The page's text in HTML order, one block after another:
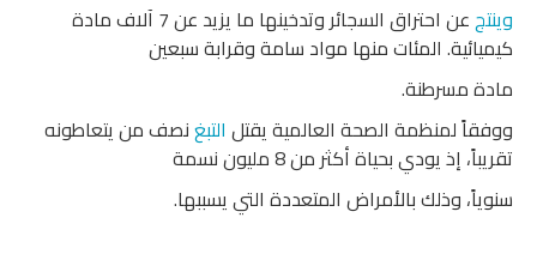
وينتج
عن احتراق السجائر وتدخينها ما يزيد عن 7 آلاف مادة
كيميائية. المئات منها مواد سامة وقرابة سبعين
مادة مسرطنة.
ووفقاً لمنظمة الصحة العالمية يقتل التبغنصف من يتعاطونه
تقريباً، إذ يودي بحياة أكثر من 8 مليون نسمة
سنوياً، وذلك بالأمراض المتعددة التي يسببها.